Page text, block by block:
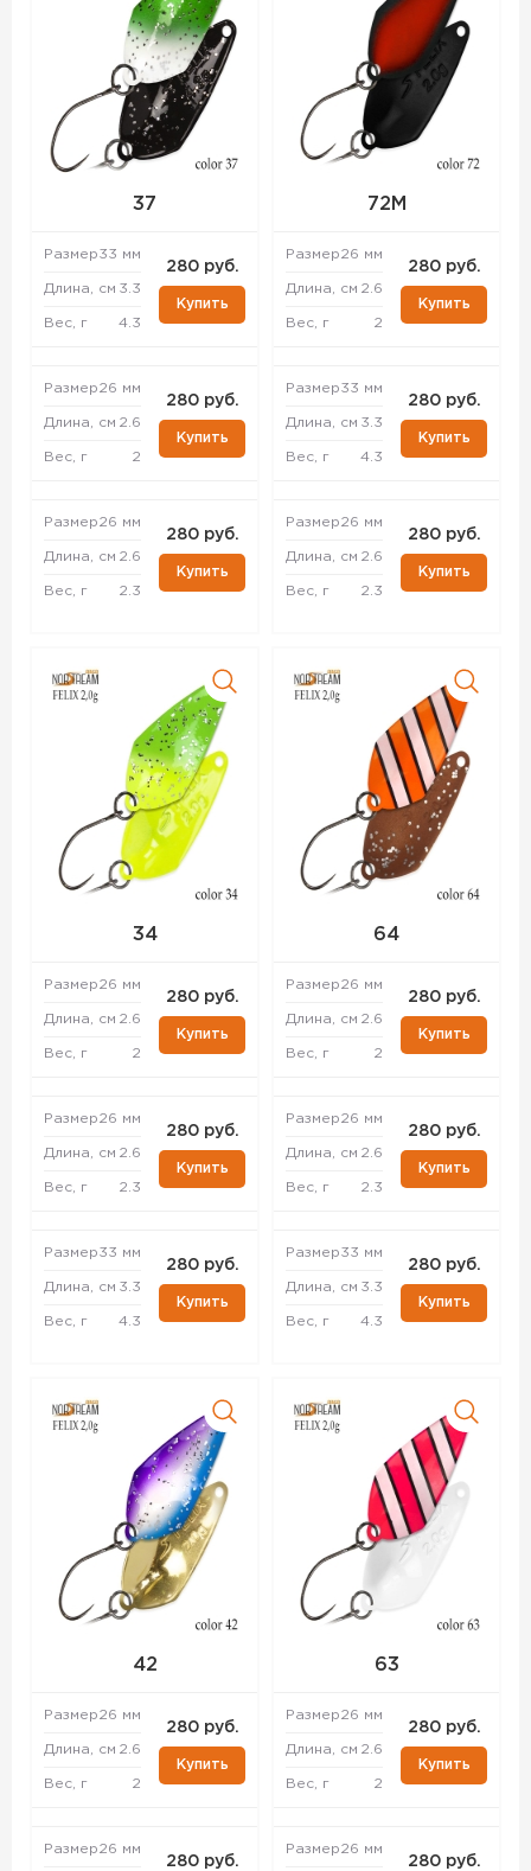
37
Размер33 мм
Длина, см 3.3
Вес, г 4.3
280 руб.
Купить
Размер26 мм
Длина, см 2.6
Вес, г 2
280 руб.
Купить
Размер26 мм
Длина, см 2.6
Вес, г 2.3
280 руб.
Купить
72M
Размер26 мм
Длина, см 2.6
Вес, г 2
280 руб.
Купить
Размер33 мм
Длина, см 3.3
Вес, г 4.3
280 руб.
Купить
Размер26 мм
Длина, см 2.6
Вес, г 2.3
280 руб.
Купить
34
Размер26 мм
Длина, см 2.6
Вес, г 2
280 руб.
Купить
Размер26 мм
Длина, см 2.6
Вес, г 2.3
280 руб.
Купить
Размер33 мм
Длина, см 3.3
Вес, г 4.3
280 руб.
Купить
64
Размер26 мм
Длина, см 2.6
Вес, г 2
280 руб.
Купить
Размер26 мм
Длина, см 2.6
Вес, г 2.3
280 руб.
Купить
Размер33 мм
Длина, см 3.3
Вес, г 4.3
280 руб.
Купить
42
Размер26 мм
Длина, см 2.6
Вес, г 2
280 руб.
Купить
Размер26 мм
280 руб.
63
Размер26 мм
Длина, см 2.6
Вес, г 2
280 руб.
Купить
Размер26 мм
280 руб.